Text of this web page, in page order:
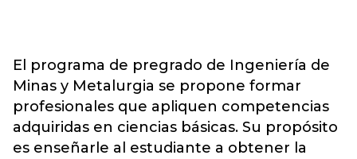
El programa de pregrado de Ingeniería de
Minas y Metalurgia se propone formar
profesionales que apliquen competencias
adquiridas en ciencias básicas. Su propósito
es enseñarle al estudiante a obtener la